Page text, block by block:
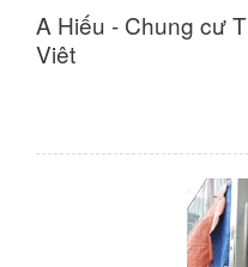
A Hiếu - Chung cư
Việt